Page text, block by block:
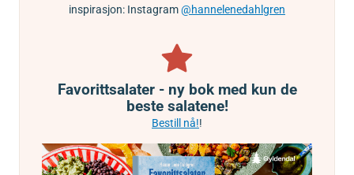
inspirasjon: Instagram@hannelenedahlgren
Favorittsalater - ny bok med kun de
beste salatene!
Bestill nå!!